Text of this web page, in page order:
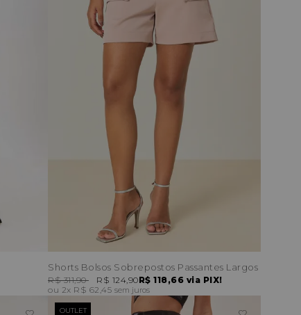
Shorts Bolsos Sobrepostos Passantes Largos
R$ 118,66 via PIX!
R$ 311,90
R$ 124,90
2x R$ 62,45 sem juros
OUTLET